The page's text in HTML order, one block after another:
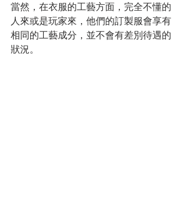
當然，在衣服的工藝方面，完全不懂的
人來或是玩家來，他們的訂製服會享有
相同的工藝成分，並不會有差別待遇的
狀況。